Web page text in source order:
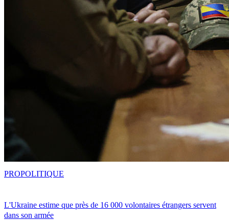
L'Ukraine estime que près de 16 000 volontaires étrangers servent
dans son armée
PROPOLITIQUE